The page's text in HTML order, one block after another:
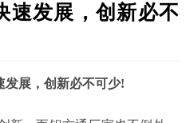
速发展，创新必不
发展，创新必不可少!